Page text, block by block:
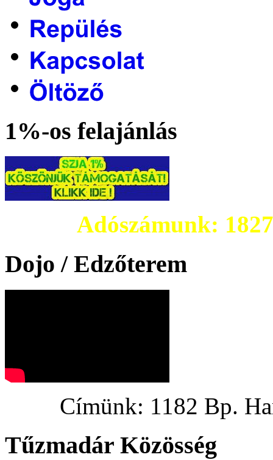
1%-os felajánlás
Adószámunk:
Dojo / Edzőterem
Címünk: 1182 Bp.
Tűzmadár Közösség